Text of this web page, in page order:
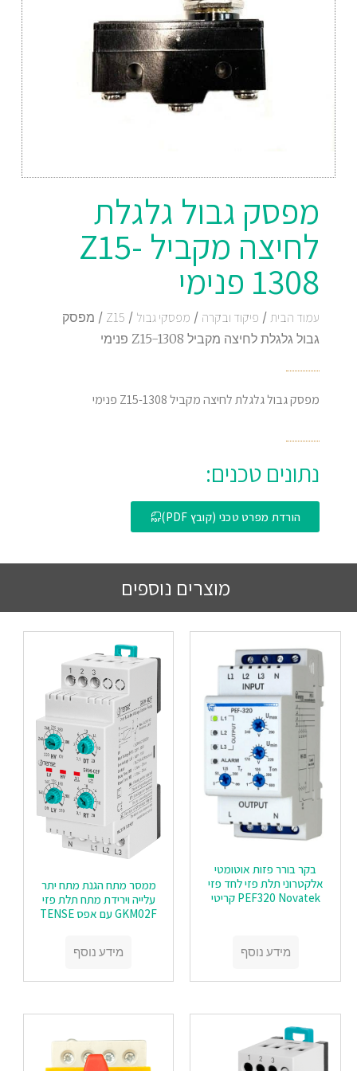
מפסק גבול גלגלת
לחיצה מקביל Z15-
1308 פנימי
עמוד הבית / פיקוד ובקרה / מפסקי גבול /
Z15 / מפסק
גבול גלגלת לחיצה מקביל Z15-1308 פנימי
מפסק גבול גלגלת לחיצה מקביל Z15-1308 פנימי
נתונים טכנים:
הורדת מפרט טכני (קובץ PDF)
מוצרים נוספים
בקר בורר פזות אוטומטי
אלקטרוני תלת פזי לחד פזי
PEF320 Novatek קריטי
מידע נוסף
ממסר מתח הגנת מתח יתר
עלייה וירידת מתח תלת פזי
GKM02F עם אפס TENSE
מידע נוסף